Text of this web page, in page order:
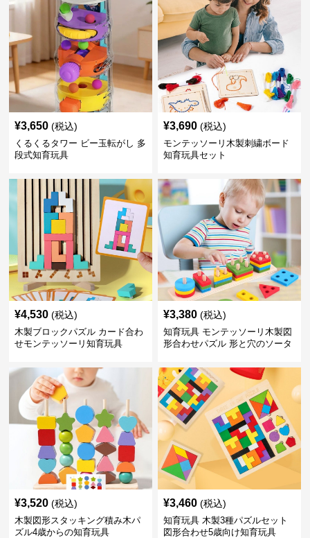
¥3,650 (税込)
くるくるタワー ビー玉転がし 多
段式知育玩具
¥3,690 (税込)
モンテッソーリ木製刺繍ボード
知育玩具セット
¥4,530 (税込)
木製ブロックパズル カード合わ
せモンテッソーリ知育玩具
¥3,380 (税込)
知育玩具 モンテッソーリ木製図
形合わせパズル 形と穴のソータ
¥3,520 (税込)
木製図形スタッキング積み木パ
ズル4歳からの知育玩具
¥3,460 (税込)
知育玩具 木製3種パズルセット
図形合わせ5歳向け知育玩具